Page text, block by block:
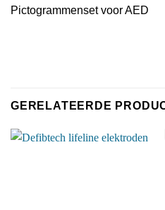
Pictogrammenset voor AED
GERELATEERDE